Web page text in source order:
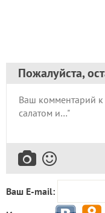
Пожалуйста,
Ваш E-mail: